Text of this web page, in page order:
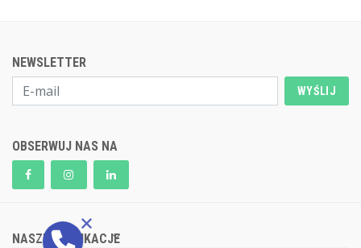
NEWSLETTER
WYŚLIJ
OBSERWUJ NAS NA
NASZE PUBLIKACJE